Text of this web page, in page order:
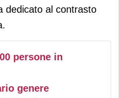
dedicato al contrasto
persone in
genere